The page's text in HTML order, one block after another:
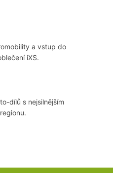
a vstup do
iXS.
dílů s nejsilnějším